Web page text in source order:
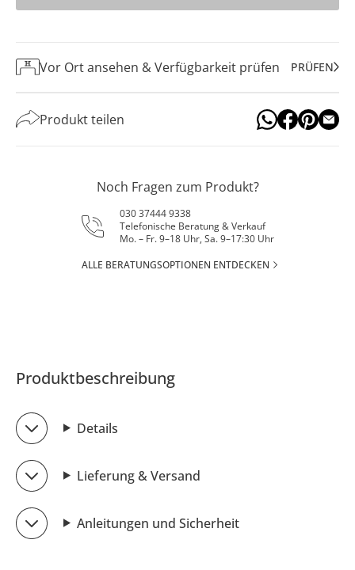
Vor Ort ansehen & Verfügbarkeit prüfen PRÜFEN
Produkt teilen
Noch Fragen zum Produkt?
030 37444 9338
Telefonische Beratung & Verkauf
Mo. – Fr. 9–18 Uhr, Sa. 9–17:30 Uhr
ALLE BERATUNGSOPTIONEN ENTDECKEN
Produktbeschreibung
Details
Lieferung & Versand
Anleitungen und Sicherheit